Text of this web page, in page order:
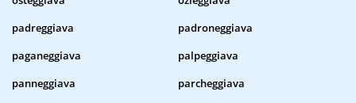
padreggiava
padroneggiava
paganeggiava
palpeggiava
panneggiava
parcheggiava